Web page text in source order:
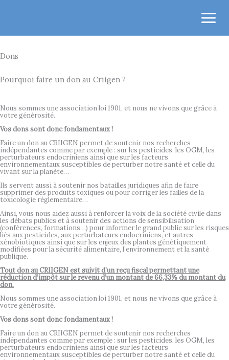
contenu
Dons
Pourquoi faire un don au Criigen ?
Nous sommes une association loi 1901, et nous ne vivons que grâce à
votre générosité.
Vos dons sont donc fondamentaux !
Faire un don au CRIIGEN permet de soutenir nos recherches
indépendantes comme par exemple : sur les pesticides, les OGM, les
perturbateurs endocriniens ainsi que sur les facteurs
environnementaux susceptibles de perturber notre santé et celle du
vivant sur la planète…
Ils servent aussi à soutenir nos batailles juridiques afin de faire
supprimer des produits toxiques ou pour corriger les failles de la
toxicologie réglementaire…
Ainsi, vous nous aidez aussi à renforcer la voix de la société civile dans
les débats publics et à soutenir des actions de sensibilisation
(conférences, formations…) pour informer le grand public sur les risques
liés aux pesticides, aux perturbateurs endocriniens, et autres
xénobiotiques ainsi que sur les enjeux des plantes génétiquement
modifiées pour la sécurité alimentaire, l’environnement et la santé
publique.
Tout don au CRIIGEN est suivit d’un reçu fiscal permettant une
réduction d’impôt sur le revenu d’un montant de 66,33% du montant du
don.
Nous sommes une association loi 1901, et nous ne vivons que grâce à
votre générosité.
Vos dons sont donc fondamentaux !
Faire un don au CRIIGEN permet de soutenir nos recherches
indépendantes comme par exemple : sur les pesticides, les OGM, les
perturbateurs endocriniens ainsi que sur les facteurs
environnementaux susceptibles de perturber notre santé et celle du